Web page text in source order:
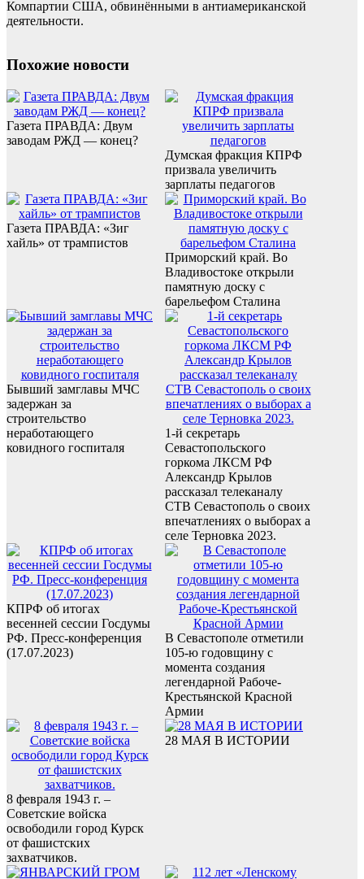
Компартии США, обвинёнными в антиамериканской
деятельности.
Похожие новости
Газета ПРАВДА: Двум
заводам РЖД — конец?
Думская фракция КПРФ
призвала увеличить
зарплаты педагогов
Газета ПРАВДА: «Зиг
хайль» от трампистов
Приморский край. Во
Владивостоке открыли
памятную доску с
барельефом Сталина
Бывший замглавы МЧС
задержан за
строительство
неработающего
ковидного госпиталя
1-й секретарь
Севастопольского
горкома ЛКСМ РФ
Александр Крылов
рассказал телеканалу
СТВ Севастополь о своих
впечатлениях о выборах а
селе Терновка 2023.
КПРФ об итогах
весенней сессии Госдумы
РФ. Пресс-конференция
(17.07.2023)
В Севастополе отметили
105-ю годовщину с
момента создания
легендарной Рабоче-
Крестьянской Красной
Армии
8 февраля 1943 г. –
Советские войска
освободили город Курск
от фашистских
захватчиков.
28 МАЯ В ИСТОРИИ